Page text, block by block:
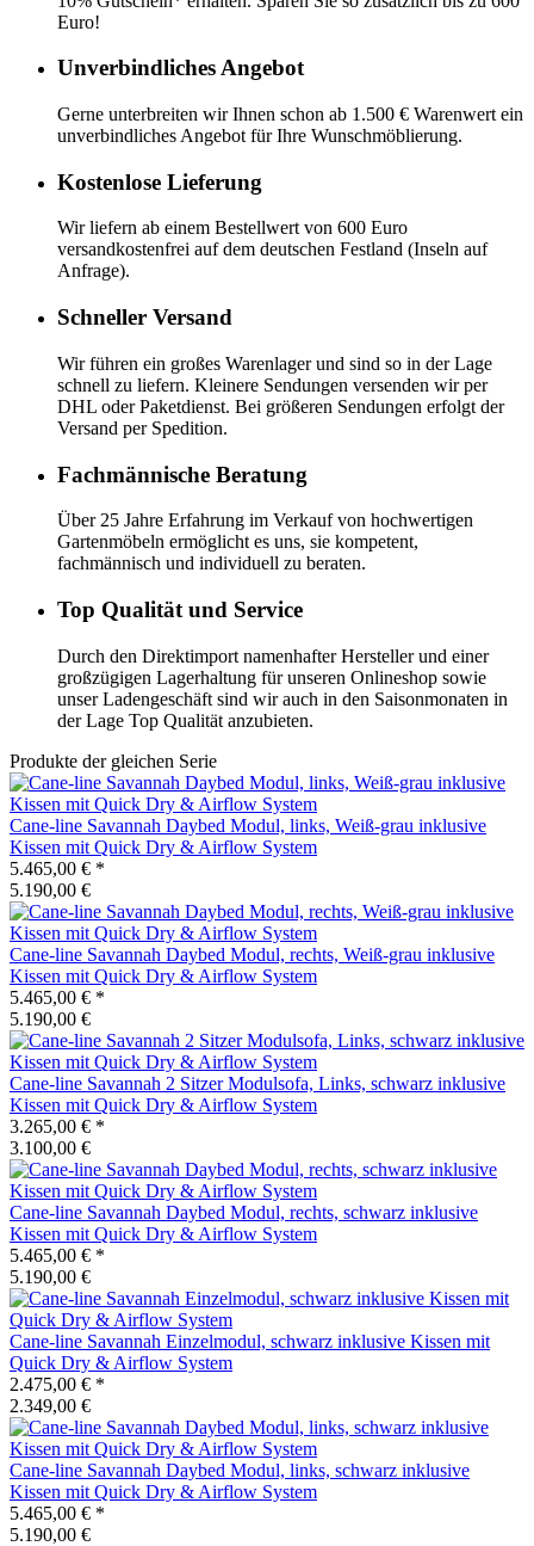
Euro!
Unverbindliches Angebot
Gerne unterbreiten wir Ihnen schon ab 1.500 € Warenwert ein
unverbindliches Angebot für Ihre Wunschmöblierung.
Kostenlose Lieferung
Wir liefern ab einem Bestellwert von 600 Euro
versandkostenfrei auf dem deutschen Festland (Inseln auf
Anfrage).
Schneller Versand
Wir führen ein großes Warenlager und sind so in der Lage
schnell zu liefern. Kleinere Sendungen versenden wir per
DHL oder Paketdienst. Bei größeren Sendungen erfolgt der
Versand per Spedition.
Fachmännische Beratung
Über 25 Jahre Erfahrung im Verkauf von hochwertigen
Gartenmöbeln ermöglicht es uns, sie kompetent,
fachmännisch und individuell zu beraten.
Top Qualität und Service
Durch den Direktimport namenhafter Hersteller und einer
großzügigen Lagerhaltung für unseren Onlineshop sowie
unser Ladengeschäft sind wir auch in den Saisonmonaten in
der Lage Top Qualität anzubieten.
Produkte der gleichen Serie
Cane-line Savannah Daybed Modul, links, Weiß-grau inklusive
Kissen mit Quick Dry & Airflow System
5.465,00 € *
5.190,00 €
Cane-line Savannah Daybed Modul, rechts, Weiß-grau inklusive
Kissen mit Quick Dry & Airflow System
5.465,00 € *
5.190,00 €
Cane-line Savannah 2 Sitzer Modulsofa, Links, schwarz inklusive
Kissen mit Quick Dry & Airflow System
3.265,00 € *
3.100,00 €
Cane-line Savannah Daybed Modul, rechts, schwarz inklusive
Kissen mit Quick Dry & Airflow System
5.465,00 € *
5.190,00 €
Cane-line Savannah Einzelmodul, schwarz inklusive Kissen mit
Quick Dry & Airflow System
2.475,00 € *
2.349,00 €
Cane-line Savannah Daybed Modul, links, schwarz inklusive
Kissen mit Quick Dry & Airflow System
5.465,00 € *
5.190,00 €